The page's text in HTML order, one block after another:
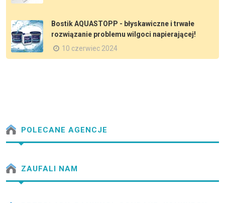
Bostik AQUASTOPP - błyskawiczne i trwałe
rozwiązanie problemu wilgoci napierającej!
10 czerwiec 2024
POLECANE AGENCJE
ZAUFALI NAM